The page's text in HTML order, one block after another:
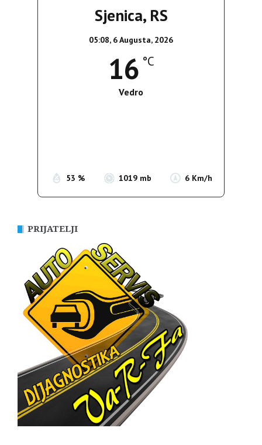
Sjenica, RS
05:08, 6 Augusta, 2026
16 °C
Vedro
53 % 1019 mb 6 Km/h
PRIJATELJI